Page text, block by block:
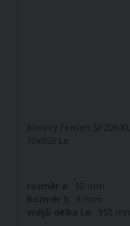
klínový řemen SPZ0940,
10x953 Le
rozměr a:
10 mm
Rozměr S:
8 mm
vnější délka Le:
953 mm